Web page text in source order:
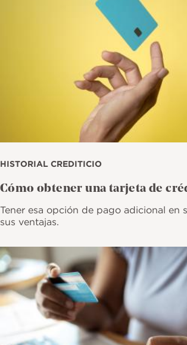
HISTORIAL CREDITICIO
Cómo obtener una tarjeta de
Tener esa opción de pago adicional en
sus ventajas.
Imagen